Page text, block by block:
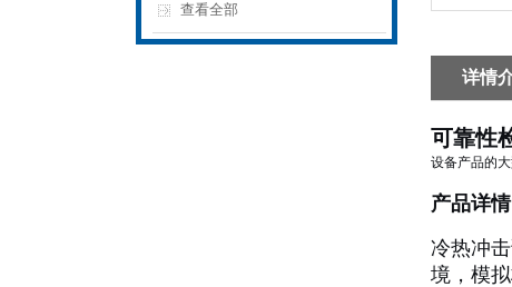
查看全部
详情
可靠性
设备产品的
产品详情
冷热冲
境，模